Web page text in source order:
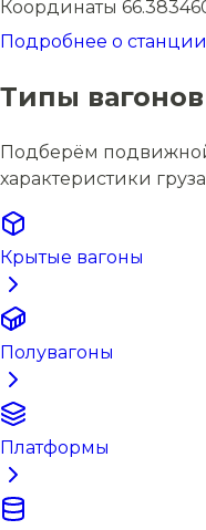
Координаты
Подробнее о станции
Типы вагонов
Подберём
характеристики груза
Крытые вагоны
Полувагоны
Платформы